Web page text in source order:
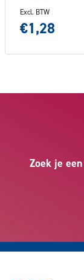
Excl. BTW
€1,28
Zoek je